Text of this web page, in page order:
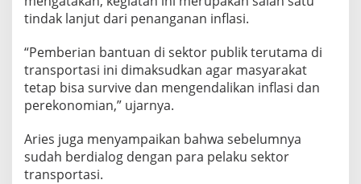
tindak lanjut dari penanganan inflasi.
“Pemberian bantuan di sektor publik terutama di
transportasi ini dimaksudkan agar masyarakat
tetap bisa survive dan mengendalikan inflasi dan
perekonomian,” ujarnya.
Aries juga menyampaikan bahwa sebelumnya
sudah berdialog dengan para pelaku sektor
transportasi.